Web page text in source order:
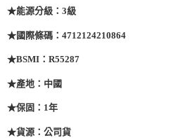
★能源分級：3級
★國際條碼：4712124210864
★BSMI：R55287
★產地：中國
★保固：1年
★貨源：公司貨